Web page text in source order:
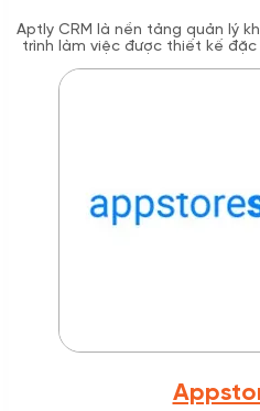
Aptly CRM là nền tảng quản lý
trình làm việc được thiết kế
công cụ cộng tác trong